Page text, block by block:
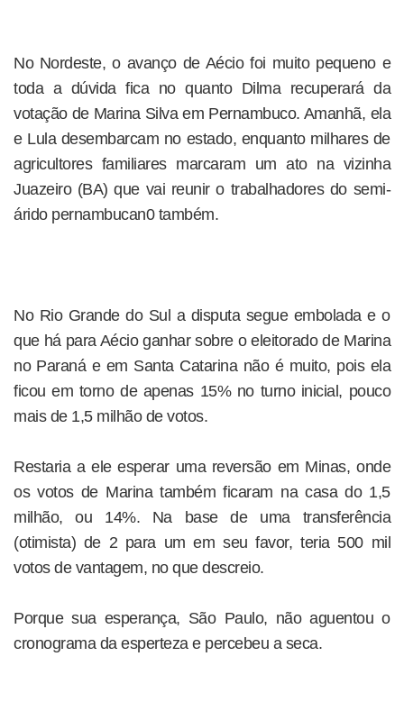
No Nordeste, o avanço de Aécio foi muito pequeno e
toda a dúvida fica no quanto Dilma recuperará da
votação de Marina Silva em Pernambuco. Amanhã, ela
e Lula desembarcam no estado, enquanto milhares de
agricultores familiares marcaram um ato na vizinha
Juazeiro (BA) que vai reunir o trabalhadores do semi-
árido pernambucan0 também.
No Rio Grande do Sul a disputa segue embolada e o
que há para Aécio ganhar sobre o eleitorado de Marina
no Paraná e em Santa Catarina não é muito, pois ela
ficou em torno de apenas 15% no turno inicial, pouco
mais de 1,5 milhão de votos.
Restaria a ele esperar uma reversão em Minas, onde
os votos de Marina também ficaram na casa do 1,5
milhão, ou 14%. Na base de uma transferência
(otimista) de 2 para um em seu favor, teria 500 mil
votos de vantagem, no que descreio.
Porque sua esperança, São Paulo, não aguentou o
cronograma da esperteza e percebeu a seca.